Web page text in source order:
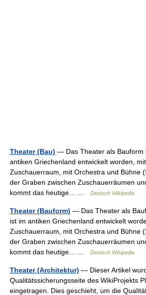
Theater (Bau) — Das Theater als Bauform
antiken Griechenland entwickelt worden,
Zuschauerraum, mit Orchestra und Bühne
der Graben zwischen Zuschauerräumen
kommt das heutige… …
Deutsch Wikipedia
Theater (Bauform) — Das Theater als
ist im antiken Griechenland entwickelt
Zuschauerraum, mit Orchestra und Bühne
der Graben zwischen Zuschauerräumen
kommt das heutige… …
Deutsch Wikipedia
Theater (Architektur) — Dieser Artikel
Qualitätssicherungsseite des WikiProjekts
eingetragen. Dies geschieht, um die